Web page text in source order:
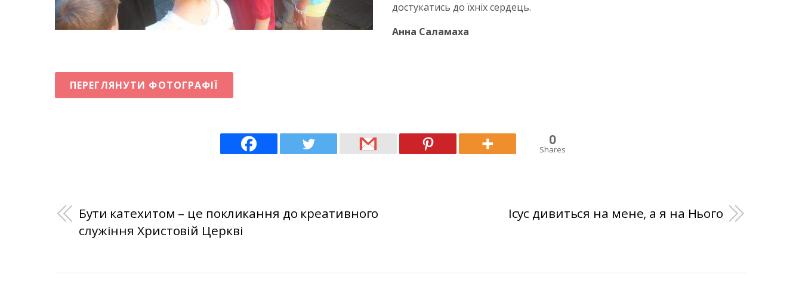
достукатись до їхніх сердець.
Анна Саламаха
ПЕРЕГЛЯНУТИ ФОТОГРАФІЇ
0
Shares
Бути катехитом – це покликання до креативного
служіння Христовій Церкві
Ісус дивиться на мене, а я на Нього